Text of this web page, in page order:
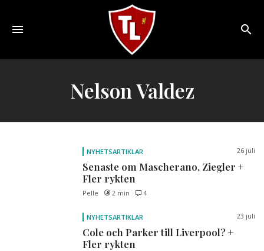
Sveriges
Liverpool
online
Nelson Valdez
NYHETSARTIKLAR 26 juli
Senaste om Mascherano, Ziegler +
Fler rykten
Pelle 2 min 4
NYHETSARTIKLAR 23 juli
Cole och Parker till Liverpool? +
Fler rykten